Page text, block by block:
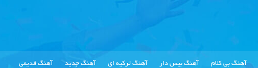
آهنگ بی کلام آهنگ بیس دار آهنگ ترکیه ای آهنگ جدید آهنگ قدیمی